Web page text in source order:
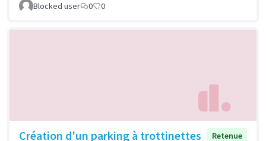
Blocked user 0 0
Création d'un parking à trottinettes
Retenue